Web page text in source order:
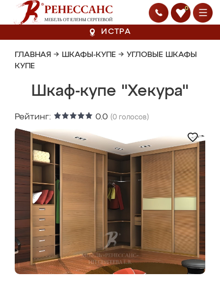
0
ИСТРА
ГЛАВНАЯ → ШКАФЫ-КУПЕ → УГЛОВЫЕ ШКАФЫ
КУПЕ
Шкаф-купе "Хекура"
Рейтинг: 0.0 (0 голосов)